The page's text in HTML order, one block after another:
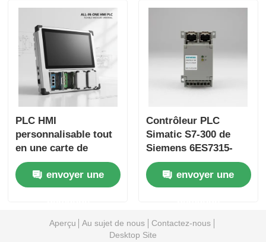
contrôleurs DCS
PLC HMI
personnalisable tout
en une carte de
commande
industrielle avec
plusieurs protocoles
configuration
envoyer une
Contrôleur PLC
Simatic S7-300 de
Siemens 6ES7315-
2FJ14-0AB0 original
avec commande
automatique et
envoyer une
Aperçu Au sujet de nous
Contactez-nous
Desktop Site